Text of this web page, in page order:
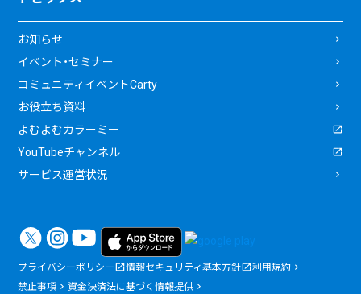
お知らせ
イベント・セミナー
コミュニティイベントCarty
お役立ち資料
よむよむカラーミー
YouTubeチャンネル
サービス運営状況
プライバシーポリシー 情報セキュリティ基本方針
利用規約
禁止事項
資金決済法に基づく情報提供